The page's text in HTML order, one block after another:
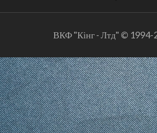
ВКФ "Кінг - Лтд" © 1994-